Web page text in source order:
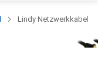
Lindy Netzwerkkabel